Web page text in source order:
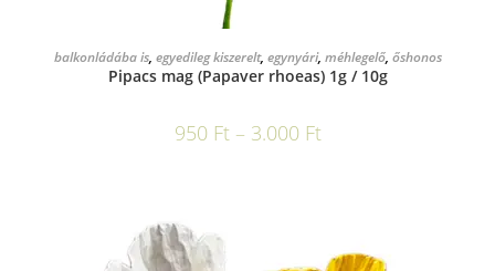
OPCIÓK VÁLASZTÁSA
balkonládába is, egyedileg kiszerelt, egynyári, méhlegelő, őshonos
Pipacs mag (Papaver rhoeas) 1g / 10g
950 Ft – 3.000 Ft